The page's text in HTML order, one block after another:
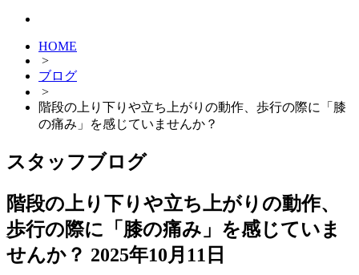
HOME
>
ブログ
>
階段の上り下りや立ち上がりの動作、歩行の際に「膝
の痛み」を感じていませんか？
スタッフブログ
階段の上り下りや立ち上がりの動作、
歩行の際に「膝の痛み」を感じていま
せんか？ 2025年10月11日